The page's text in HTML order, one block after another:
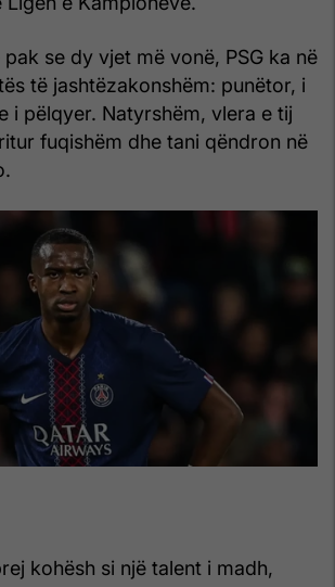
se dy vjet më vonë, PSG ka në
të jashtëzakonshëm: punëtor, i
i pëlqyer. Natyrshëm, vlera e tij
fuqishëm dhe tani qëndron në
kohësh si një talent i madh,